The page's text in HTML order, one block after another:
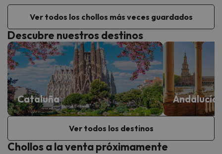
Ver todos los chollos más veces guardados
Descubre nuestros destinos
Cataluña Andalucía
Ver todos los destinos
Chollos a la venta próximamente